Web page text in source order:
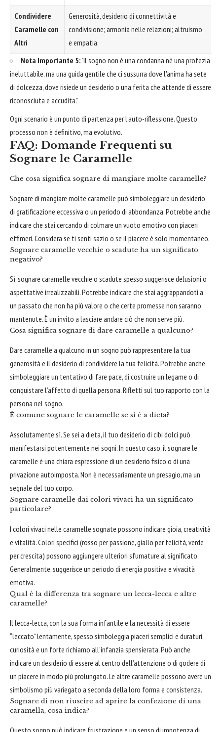
Condividere
Caramelle con
Altri
Generosità, desiderio di connettività e
condivisione; armonia nelle relazioni; altruismo
e empatia.
Nota Importante 5:"Il sogno non è una condanna né una profezia
ineluttabile, ma una guida gentile che ci sussurra dove l'anima ha sete
di dolcezza, dove risiede un desiderio o una ferita che attende di essere
riconosciuta e accudita."
Ogni scenario è un punto di partenza per l'auto-riflessione. Questo
processo non è definitivo, ma evolutivo.
FAQ: Domande Frequenti su
Sognare le Caramelle
Che cosa significa sognare di mangiare molte caramelle?
Sognare di mangiare molte caramelle può simboleggiare un desiderio
di gratificazione eccessiva o un periodo di abbondanza. Potrebbe anche
indicare che stai cercando di colmare un vuoto emotivo con piaceri
effimeri. Considera se ti senti sazio o se il piacere è solo momentaneo.
Sognare caramelle vecchie o scadute ha un significato
negativo?
Sì, sognare caramelle vecchie o scadute spesso suggerisce delusioni o
aspettative irrealizzabili. Potrebbe indicare che stai aggrappandoti a
un passato che non ha più valore o che certe promesse non saranno
mantenute. È un invito a lasciare andare ciò che non serve più.
Cosa significa sognare di dare caramelle a qualcuno?
Dare caramelle a qualcuno in un sogno può rappresentare la tua
generosità e il desiderio di condividere la tua felicità. Potrebbe anche
simboleggiare un tentativo di fare pace, di costruire un legame o di
conquistare l’affetto di quella persona. Rifletti sul tuo rapporto con la
persona nel sogno.
È comune sognare le caramelle se si è a dieta?
Assolutamente sì. Se sei a dieta, il tuo desiderio di cibi dolci può
manifestarsi potentemente nei sogni. In questo caso, il sognare le
caramelle è una chiara espressione di un desiderio fisico o di una
privazione autoimposta. Non è necessariamente un presagio, ma un
segnale del tuo corpo.
Sognare caramelle dai colori vivaci ha un significato
particolare?
I colori vivaci nelle caramelle sognate possono indicare gioia, creatività
e vitalità. Colori specifici (rosso per passione, giallo per felicità, verde
per crescita) possono aggiungere ulteriori sfumature al significato.
Generalmente, suggerisce un periodo di energia positiva e vivacità
emotiva.
Qual è la differenza tra sognare un lecca-lecca e altre
caramelle?
Il lecca-lecca, con la sua forma infantile e la necessità di essere
“leccato” lentamente, spesso simboleggia piaceri semplici e duraturi,
curiosità e un forte richiamo all’infanzia spensierata. Può anche
indicare un desiderio di essere al centro dell’attenzione o di godere di
un piacere in modo più prolungato. Le altre caramelle possono avere un
simbolismo più variegato a seconda della loro forma e consistenza.
Sognare di non riuscire ad aprire la confezione di una
caramella, cosa indica?
Questo sogno può indicare frustrazione e un senso di impotenza di